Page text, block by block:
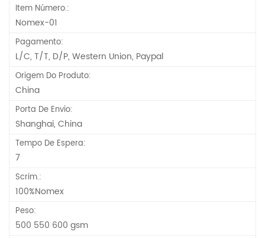
Item Número.:
Nomex-01
Pagamento:
L/C, T/T, D/P, Western Union, Paypal
Origem Do Produto:
China
Porta De Envio:
Shanghai, China
Tempo De Espera:
7
Scrim.:
100%Nomex
Peso:
500 550 600 gsm